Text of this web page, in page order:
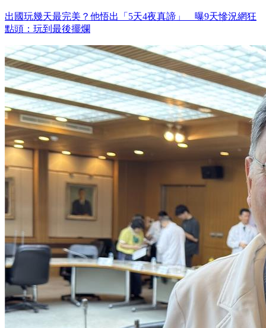
出國玩幾天最完美？他悟出「5天4夜真諦」 曝9天慘況網狂
點頭：玩到最後擺爛